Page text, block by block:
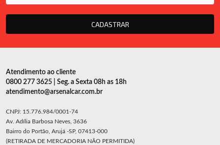
CADASTRAR
Atendimento ao cliente
0800 277 3625 | Seg. a Sexta 08h as 18h
atendimento@arsenalcar.com.br
CNPJ: 15.776.984/0001-74
Av. Adília Barbosa Neves, 3636
Bairro do Portão, Arujá -SP, 07413-000
(RETIRADA DE MERCADORIA NÃO PERMITIDA)